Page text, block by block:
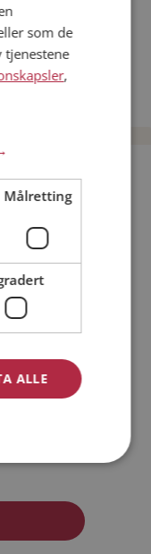
En,Thomas
Kvinne
som de
tjenestene
,
Målretting
ALLE